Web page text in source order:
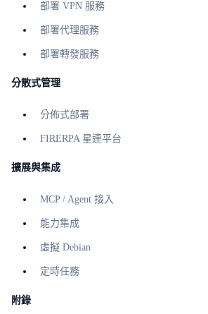
部署 VPN 服務
部署代理服務
部署轉發服務
分散式管理
分佈式部署
FIRERPA 星連平台
擴展與集成
MCP / Agent 接入
能力集成
虛擬 Debian
定時任務
附錄